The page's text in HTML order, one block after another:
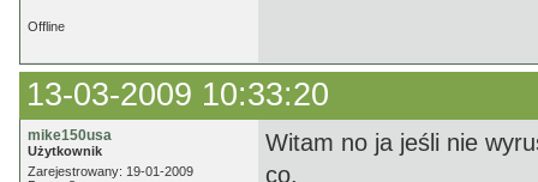
Offline
13-03-2009 10:33:20
mike150usa
Użytkownik
Zarejestrowany: 19-01-2009
Witam no ja jeśli nie
co.